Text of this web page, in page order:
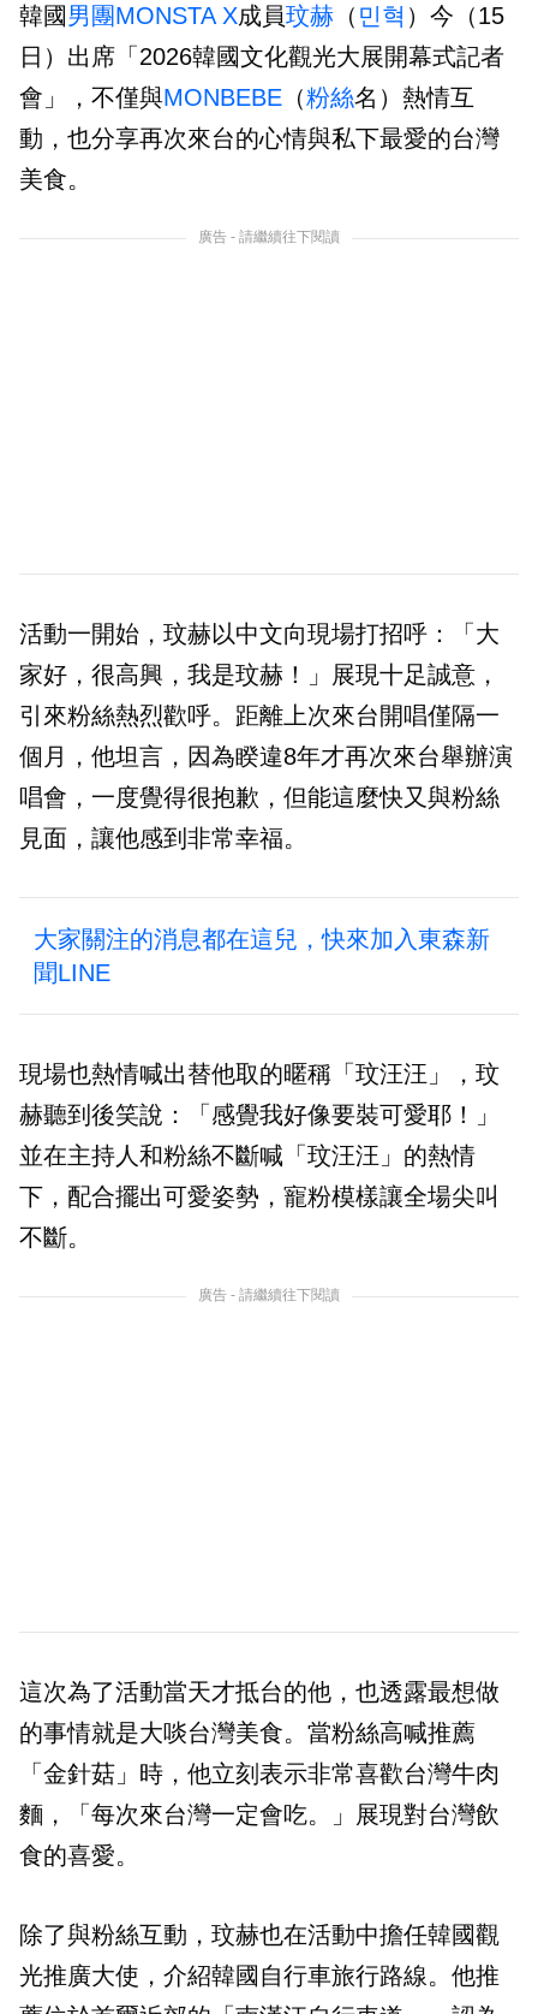
韓國 男團MONSTA X成員玟赫 （ 민혁 ）今（15
日）出席「2026韓國文化觀光大展開幕式記者
會」，不僅與MONBEBE （粉絲名）熱情互
動，也分享再次來台的心情與私下最愛的台灣
美食。
廣告 - 請繼續往下閱讀
活動一開始，玟赫以中文向現場打招呼：「大
家好，很高興，我是玟赫！」展現十足誠意，
引來粉絲熱烈歡呼。距離上次來台開唱僅隔一
個月，他坦言，因為睽違8年才再次來台舉辦演
唱會，一度覺得很抱歉，但能這麼快又與粉絲
見面，讓他感到非常幸福。
大家關注的消息都在這兒，快來加入東森新
聞LINE
現場也熱情喊出替他取的暱稱「玟汪汪」，玟
赫聽到後笑說：「感覺我好像要裝可愛耶！」
並在主持人和粉絲不斷喊「玟汪汪」的熱情
下，配合擺出可愛姿勢，寵粉模樣讓全場尖叫
不斷。
廣告 - 請繼續往下閱讀
這次為了活動當天才抵台的他，也透露最想做
的事情就是大啖台灣美食。當粉絲高喊推薦
「金針菇」時，他立刻表示非常喜歡台灣牛肉
麵，「每次來台灣一定會吃。」展現對台灣飲
食的喜愛。
除了與粉絲互動，玟赫也在活動中擔任韓國觀
光推廣大使，介紹韓國自行車旅行路線。他推